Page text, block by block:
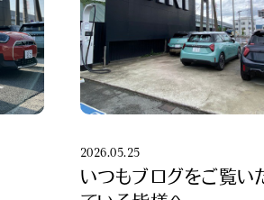
2026.05.25
いつもブログをご覧い